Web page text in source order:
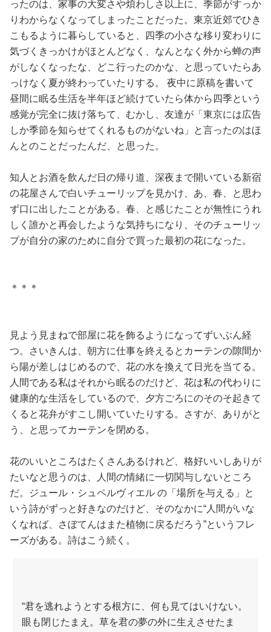
ったのは、家事の大変さや煩わしさ以上に、季節がすっか
りわからなくなってしまったことだった。東京近郊でひき
こもるように暮らしていると、四季の小さな移り変わりに
気づくきっかけがほとんどなく、なんとなく外から蝉の声
がしなくなったな、どこ行ったのかな、と思っていたらあ
っけなく夏が終わっていたりする。 夜中に原稿を書いて
昼間に眠る生活を半年ほど続けていたら体から四季という
感覚が完全に抜け落ちて、むかし、友達が「東京には広告
しか季節を知らせてくれるものがないね」と言ったのはほ
んとのことだったんだ、と思った。
知人とお酒を飲んだ日の帰り道、深夜まで開いている新宿
の花屋さんで白いチューリップを見かけ、あ、春、と思わ
ず口に出したことがある。春、と感じたことが無性にうれ
しく誰かと再会したような気持ちになり、そのチューリッ
プが自分の家のために自分で買った最初の花になった。
＊＊＊
見よう見まねで部屋に花を飾るようになってずいぶん経
つ。さいきんは、朝方に仕事を終えるとカーテンの隙間か
ら陽が差しはじめるので、花の水を換えて日光を当てる。
人間である私はそれから眠るのだけど、花は私の代わりに
健康的な生活をしているので、夕方ごろにのそのそ起きて
くると花弁がすこし開いていたりする。さすが、ありがと
う、と思ってカーテンを閉める。
花のいいところはたくさんあるけれど、格好いいしありが
たいなと思うのは、人間の情緒に一切関与しないところ
だ。ジュール・シュペルヴィエル の「場所を与える」と
いう詩がずっと好きなのだけど、そのなかに“人間がいな
くなれば、さぼてんはまた植物に戻るだろう”というフレ
ーズがある。詩はこう続く。
“君を逃れようとする根方に、何も見てはいけない。
眼も閉じたまえ。草を君の夢の外に生えさせたま